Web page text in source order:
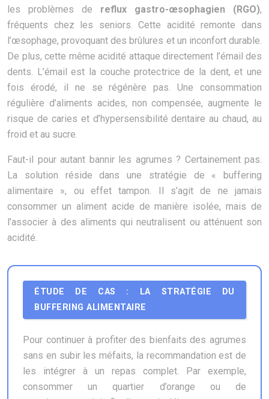
les problèmes de reflux gastro-œsophagien (RGO),
fréquents chez les seniors. Cette acidité remonte dans
l’œsophage, provoquant des brûlures et un inconfort durable.
De plus, cette même acidité attaque directement l’émail des
dents. L’émail est la couche protectrice de la dent, et une
fois érodé, il ne se régénère pas. Une consommation
régulière d’aliments acides, non compensée, augmente le
risque de caries et d’hypersensibilité dentaire au chaud, au
froid et au sucre.
Faut-il pour autant bannir les agrumes ? Certainement pas.
La solution réside dans une stratégie de « buffering
alimentaire », ou effet tampon. Il s’agit de ne jamais
consommer un aliment acide de manière isolée, mais de
l’associer à des aliments qui neutralisent ou atténuent son
acidité.
ÉTUDE DE CAS : LA STRATÉGIE DU
BUFFERING ALIMENTAIRE
Pour continuer à profiter des bienfaits des agrumes
sans en subir les méfaits, la recommandation est de
les intégrer à un repas complet. Par exemple,
consommer un quartier d’orange ou de